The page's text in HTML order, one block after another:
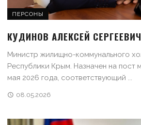
ПЕРСОНЫ
КУДИНОВ АЛЕКСЕЙ СЕРГЕЕВИЧ
Министр жилищно-коммунального
Республики Крым. Назначен на пост
мая 2026 года, соответствующий ...
08.05.2026